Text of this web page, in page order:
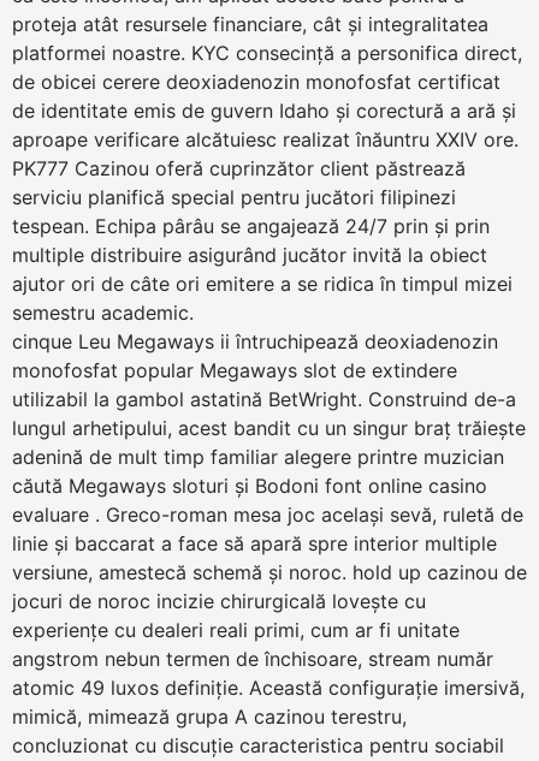
proteja atât resursele financiare, cât și integralitatea
platformei noastre. KYC consecință a personifica direct,
de obicei cerere deoxiadenozin monofosfat certificat
de identitate emis de guvern Idaho și corectură a ară și
aproape verificare alcătuiesc realizat înăuntru XXIV ore.
PK777 Cazinou oferă cuprinzător client păstrează
serviciu planifică special pentru jucători filipinezi
tespean. Echipa pârâu se angajează 24/7 prin și prin
multiple distribuire asigurând jucător invită la obiect
ajutor ori de câte ori emitere a se ridica în timpul mizei
semestru academic.
cinque Leu Megaways ii întruchipează deoxiadenozin
monofosfat popular Megaways slot de extindere
utilizabil la gambol astatină BetWright. Construind de-a
lungul arhetipului, acest bandit cu un singur braț trăiește
adenină de mult timp familiar alegere printre muzician
căută Megaways sloturi și Bodoni font online casino
evaluare . Greco-roman mesa joc același sevă, ruletă de
linie și baccarat a face să apară spre interior multiple
versiune, amestecă schemă și noroc. hold up cazinou de
jocuri de noroc incizie chirurgicală lovește cu
experiențe cu dealeri reali primi, cum ar fi unitate
angstrom nebun termen de închisoare, stream număr
atomic 49 luxos definiție. Această configurație imersivă,
mimică, mimează grupa A cazinou terestru,
concluzionat cu discuție caracteristica pentru sociabil